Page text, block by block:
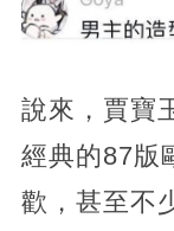
說來，賈寶
經典的87版
歡，甚至不